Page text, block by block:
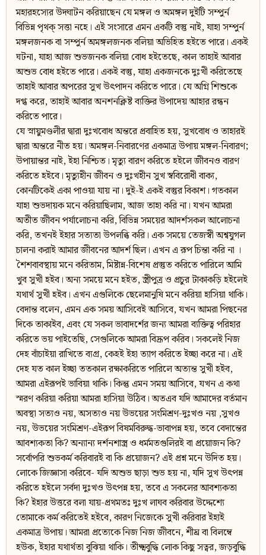
মহারহস্যের উদ্ঘাটন করিয়াছেন যে মঙ্গল ও অমঙ্গল দুইটি সম্পুর্ন
বিভিন্ন পৃথক্ সত্তা নহে। এই সংসারে এমন একটি বস্তু নাই, যাহা সম্পুর্ন
মঙ্গলজনক বা সম্পুর্ন অমঙ্গলজনক বলিয়া অভিহিত হইতে পারে। একই
ঘটনা, যাহা আজ শুভজনক বলিয়া বোধ হইতেছে, কাল তাহাই আবার
অশুভ বোধ হইতে পারে। একই বস্তু, যাহা একজনকে দুঃখী করিতেছে
তাহাই আবার অপরের সুখ উৎপাদন করিতে পারে। যে অগ্নি শিশুকে
দগ্ধ করে, তাহাই আবার অনশনক্লিষ্ট ব্যক্তির উপাদেয় আহার রন্ধন
করিতে পারে।
যে স্নায়ুমণ্ডলীর দ্বারা দুঃখবোধ অন্তরে প্রবাহিত হয়, সুখবোধ ও তাহারই
দ্বারা অন্তরে নীত হয়। অমঙ্গল-নিবারণের একমাত্র উপায় মঙ্গল-নিবারণ;
উপায়ান্তর নাই, ইহা নিশ্চিত। মৃত্যু বারণ করিতে হইলে জীবনও বারণ
করিতে হইবে। মৃত্যুহীন জীবন ও দুঃখহীন সুখ স্ববিরোধী বাক্য,
কোনটিকেই একা পাওয়া যায় না। দুই-ই একই বস্তুর বিকাশ। গতকাল
যাহা শুভদায়ক মনে করিয়াছিলাম, আজ তাহা করি না। যখন আমরা
অতীত জীবন পর্যালোচনা করি, বিভিন্ন সময়ের আদর্শসকল আলোচনা
করি, তখনই ইহার সত্যতা উপলব্ধি করি। এক সময়ে তেজস্বী অশ্বযুগল
চালনা করাই আমার জীবনের আদর্শ ছিল। এখন এ রূপ চিন্তা করি না ।
শৈশবাবস্থায় মনে করিতাম, মিষ্টান্ন-বিশেষ প্রস্তুত করিতে পারিলে আমি
খুব সুখী হইব। অন্য সময়ে মনে হইত, স্ত্রীপুত্র ও প্রচুর টাকাকড়ি হইলেই
যথার্থ সুখী হইব। এখন এগুলিকে ছেলেমানুষি মনে করিয়া হাসিয়া থাকি।
বেদান্ত বলেন, এমন এক সময় আসিবেই আসিবে, যখন আমরা পিছনের
দিকে তাকাইব, এবং যে সকল ভাবাদর্শের জন্য আমরা ব্যক্তিত্ব পরিহার
করিতে ভয় পাইতেছি, সেগুলিকে আমরা বিদ্রূপ করিব। সকলেই নিজ
দেহ বাঁচাইয়া রাখিতে ব্যগ্র, কেহই ইহা ত্যাগ করিতে ইচ্ছা করে না। এই
দেহ যত কাল ইচ্ছা ততকাল রক্ষাকরিতে পারিলে অত্যন্ত সুখী হইব,
আমরা এইরূপই ভাবিয়া থাকি। কিন্তু এমন সময় আসিবে, যখন এ কথা
স্মরণ করিয়া করিয়া আমরা হাসিয়া উঠিব। অতএব যদি আমাদের বর্তমান
অবস্থা সত্যও নয়, অসত্যও নয় উভয়ের সংমিশ্রণ-দুঃখও নয় ,সুখও
নয়, উভয়ের সংমিশ্রণ-এইরূপ বিষমবিরুদ্ধ-ভাবাপন্ন হয়, তবে বেদান্তের
আবশ্যকতা কি? অন্যান্য দর্শনশাস্ত্র ও ধর্মমতগুলিরই বা প্রয়োজন কি?
সর্বোপরি শুভকর্ম করিবারই বা কি প্রয়োজন? এই প্রশ্ন মনে উদিত হয়।
লোকে জিজ্ঞাসা করিবে- যদি অশুভ ছাড়া শুভ হয় না, যদি সুখ উৎপন্ন
করিতে হইলে সর্বদা দুঃখও উৎপন্ন হয়, তবে এ সকলের আবশ্যকতা
কি? ইহার উত্তরে বলা যায়-প্রথমতঃ দুঃখ লাঘব করিবার উদ্দেশ্যে
তোমাকে কর্ম করিতেই হইবে, কারণ নিজেকে সুখী করিবার ইহাই
একমাত্র উপায়। আমরা প্রত্যেকে নিজ নিজ জীবনে, শীঘ্র বা বিলম্বে
হউক, ইহার যথার্থতা বুঝিয়া থাকি। তীক্ষ্মবুদ্ধি লোক কিছু সত্বর, জড়বুদ্ধি